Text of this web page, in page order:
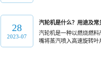
28
2023-07
汽轮机是什么？用途及常
汽轮机是一种以燃烧燃
嘴将蒸汽喷入高速旋转叶